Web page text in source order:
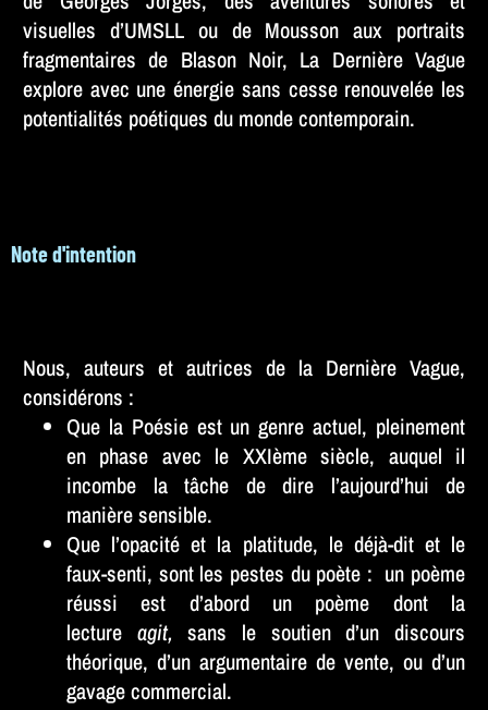
visuelles d’UMSLL ou de Mousson aux portraits
fragmentaires de Blason Noir, La Dernière Vague
explore avec une énergie sans cesse renouvelée les
potentialités poétiques du monde contemporain.
Note d'intention
Nous, auteurs et autrices de la Dernière Vague,
considérons :
Que la Poésie est un genre actuel, pleinement
en phase avec le XXIème siècle, auquel il
incombe la tâche de dire l’aujourd’hui de
manière sensible.
Que l’opacité et la platitude, le déjà-dit et le
faux-senti, sont les pestes du poète : un poème
réussi est d’abord un poème dont la
lecture agit,sans le soutien d’un discours
théorique, d’un argumentaire de vente, ou d’un
gavage commercial.